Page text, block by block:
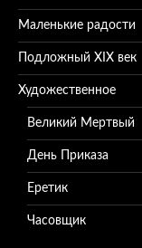
Маленькие радости
Подложный XIX век
Художественное
Великий Мертвый
День Приказа
Еретик
Часовщик